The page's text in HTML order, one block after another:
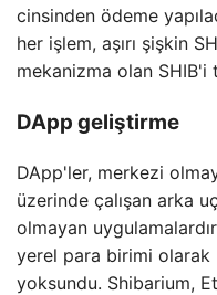
cinsinden ödeme
her işlem, aşırı şişkin
mekanizma olan SHIB'i
DApp geliştirme
DApp'ler, merkezi
üzerinde çalışan arka
olmayan
yerel para birimi
yoksundu. Shibarium,